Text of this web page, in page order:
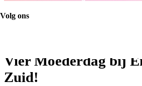
Vier Moederdag bij
Zuid!
Volg ons